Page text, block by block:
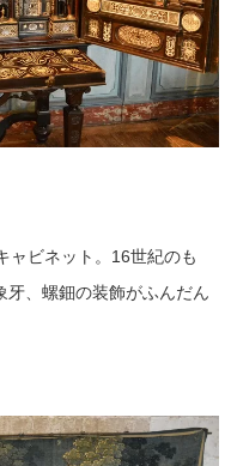
ャビネット。16世紀のも
牙、螺鈿の装飾がふんだん